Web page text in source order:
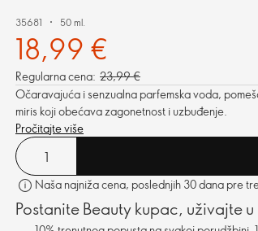
35681 50 ml.
18,99 €
Regularna cena: 23,99 €
Očaravajuća i senzualna parfemska voda,
miris koji obećava zagonetnost i uzbuđenje.
Pročitajte više
Naša najniža cena, poslednjih 30 dana pre
Postanite Beauty kupac, uživajte